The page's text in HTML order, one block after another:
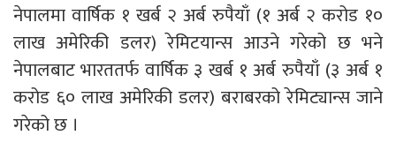
नेपालमा वार्षिक १ खर्ब २ अर्ब रुपैयाँ (१ अर्ब २ करोड १०
लाख अमेरिकी डलर) रेमिट‍यान्स आउने गरेको छ भने
नेपालबाट भारततर्फ वार्षिक ३ खर्ब १ अर्ब रुपैयाँ (३ अर्ब १
करोड ६० लाख अमेरिकी डलर) बराबरको रेमिट्यान्स जाने
गरेको छ ।